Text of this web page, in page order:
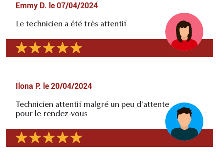
Emmy D. le 07/04/2024
Le technicien a été très attentif
Ilona P. le 20/04/2024
Technicien attentif malgré un peu d'attente
pour le rendez-vous